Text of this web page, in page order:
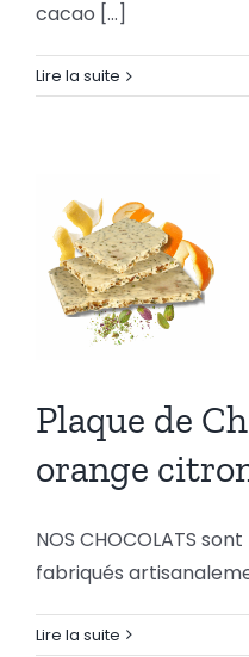
blanc
cacao [...]
Lire la suite
Chocolat
blanc
orange
citron
pistache
Plaque de
orange
NOS CHOCOLATS
fabriqués
Lire la suite